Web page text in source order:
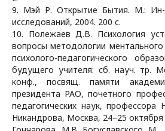
9. Мэй Р. Открытие Бытия. М.: Ин-
исследований, 2004. 200 с.
10. Полежаев Д.В. Психология
вопросы методологии
психолого-педагогического
будущего учителя: сб. науч. тр.
конф., посвящ. памяти
президента РАО, почетного
педагогических наук, профессора
Никандрова, Москва, 24–25